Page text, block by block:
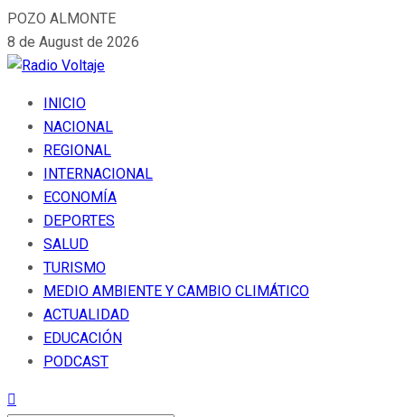
POZO ALMONTE
8 de August de 2026
INICIO
NACIONAL
REGIONAL
INTERNACIONAL
ECONOMÍA
DEPORTES
SALUD
TURISMO
MEDIO AMBIENTE Y CAMBIO CLIMÁTICO
ACTUALIDAD
EDUCACIÓN
PODCAST